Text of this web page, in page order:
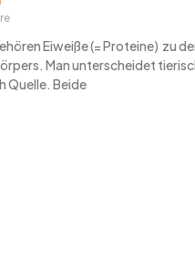
Eiweiße (= Proteine) zu
Man unterscheidet
Quelle. Beide